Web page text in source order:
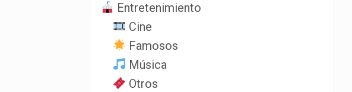
Entretenimiento
Cine
Famosos
Música
Otros